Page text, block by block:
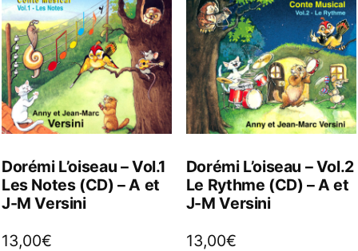
Dorémi L’oiseau – Vol.1
Les Notes (CD) – A et
J-M Versini
13,00€
Dorémi L’oiseau – Vol.2
Le Rythme (CD) – A et
J-M Versini
13,00€